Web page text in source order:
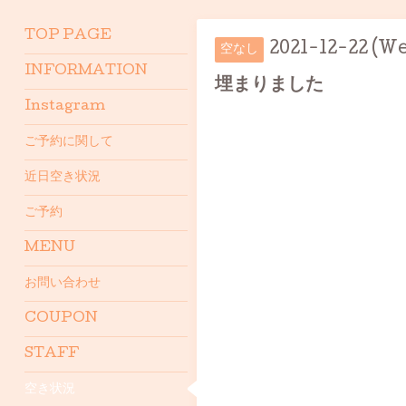
空なし 2021-12-22
埋まりました
TOP PAGE
INFORMATION
Instagram
ご予約に関して
近日空き状況
ご予約
MENU
お問い合わせ
COUPON
STAFF
空き状況